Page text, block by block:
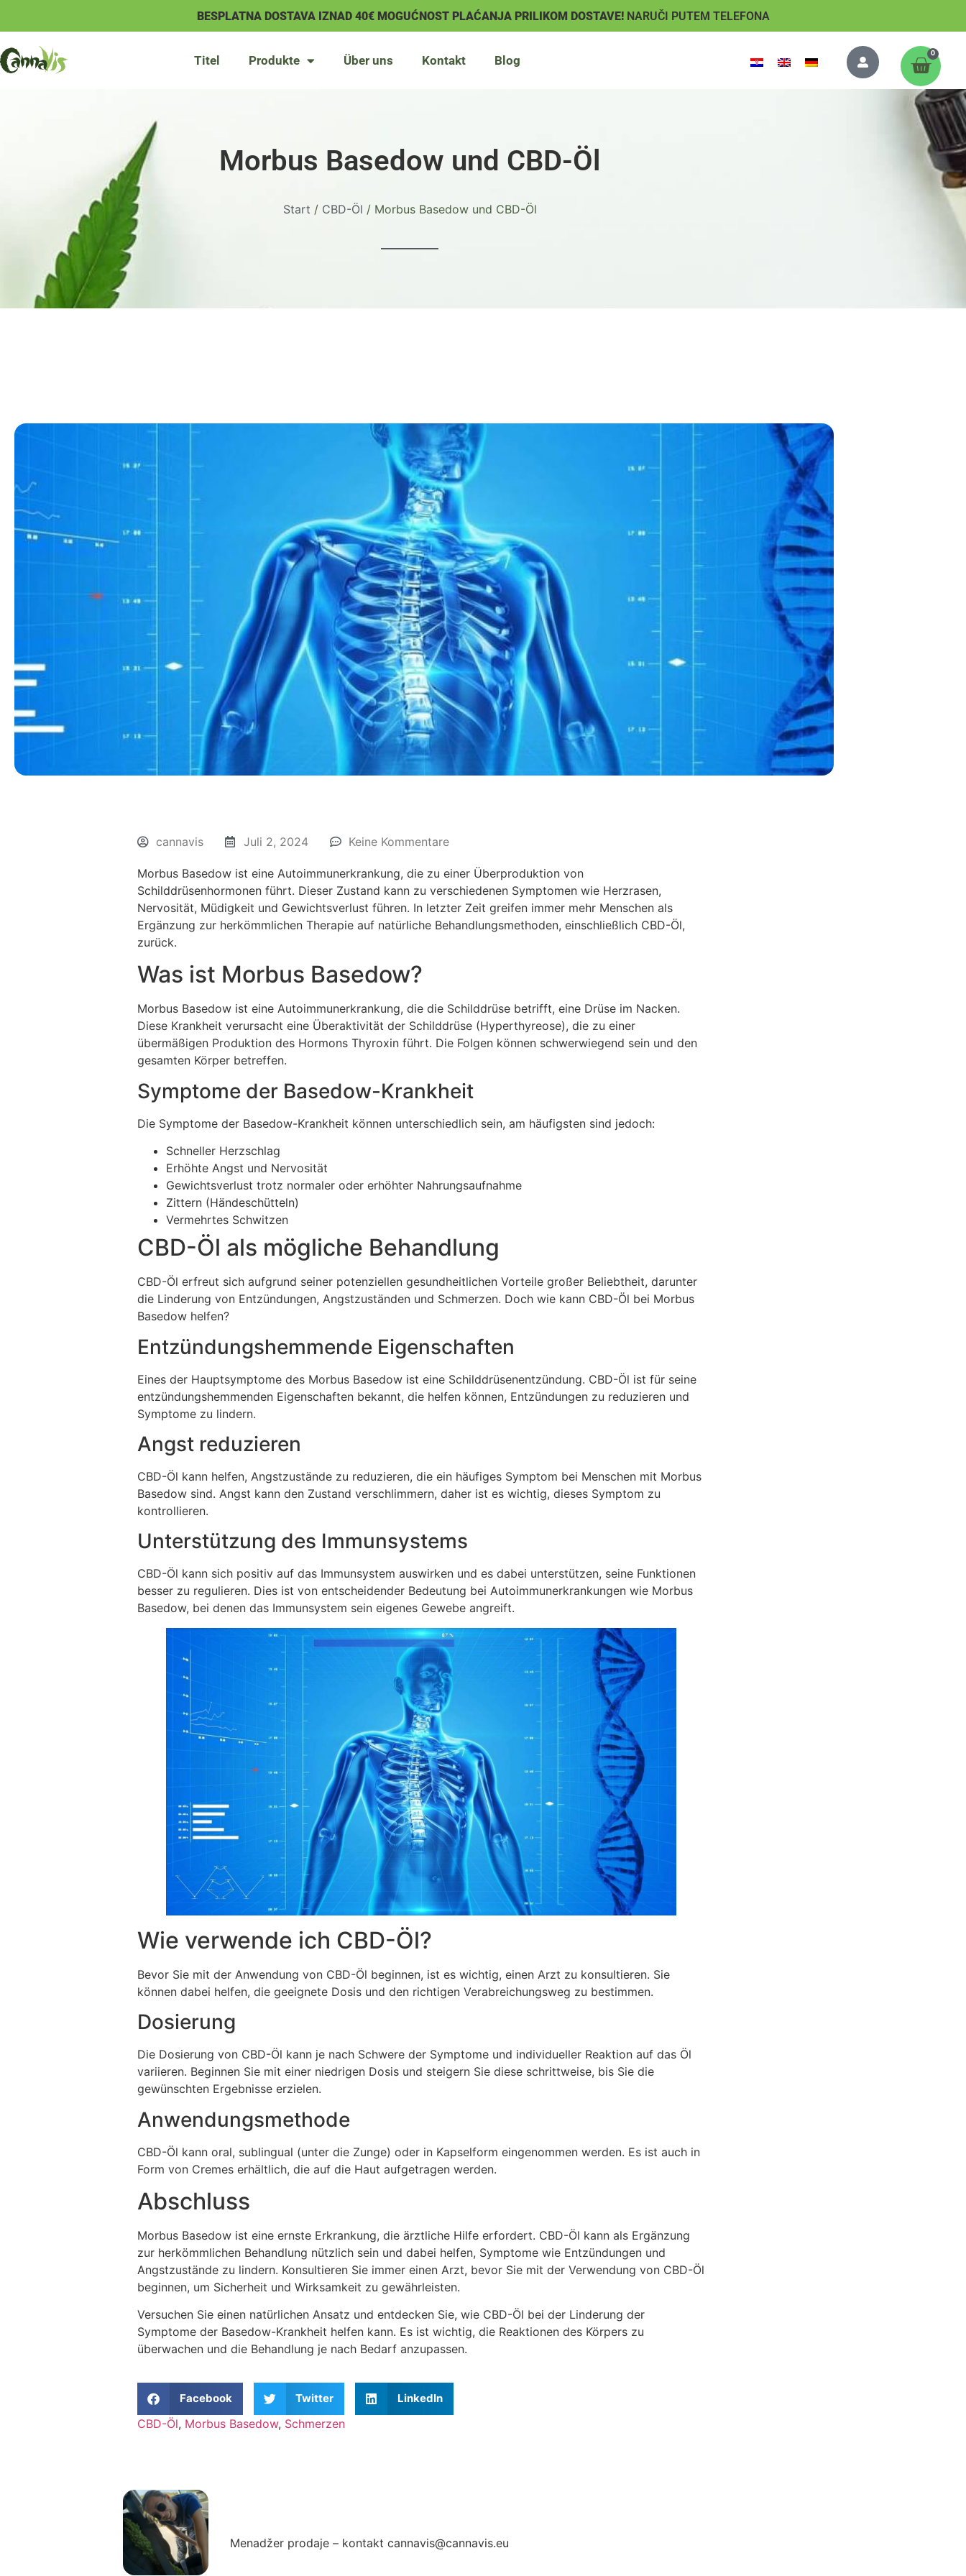
BESPLATNA DOSTAVA IZNAD 40€ MOGUĆNOST PLAĆANJA PRILIKOM DOSTAVE!NARUČI PUTEM TELEFONA
Titel Produkte Über uns Kontakt Blog 0
Morbus Basedow und CBD-Öl
Start / CBD-Öl / Morbus Basedow und CBD-Öl
cannavis Juli 2, 2024 Keine Kommentare
Morbus Basedow ist eine Autoimmunerkrankung, die zu einer Überproduktion von
Schilddrüsenhormonen führt. Dieser Zustand kann zu verschiedenen Symptomen wie Herzrasen,
Nervosität, Müdigkeit und Gewichtsverlust führen. In letzter Zeit greifen immer mehr Menschen als
Ergänzung zur herkömmlichen Therapie auf natürliche Behandlungsmethoden, einschließlich CBD-Öl,
zurück.
Was ist Morbus Basedow?
Morbus Basedow ist eine Autoimmunerkrankung, die die Schilddrüse betrifft, eine Drüse im Nacken.
Diese Krankheit verursacht eine Überaktivität der Schilddrüse (Hyperthyreose), die zu einer
übermäßigen Produktion des Hormons Thyroxin führt. Die Folgen können schwerwiegend sein und den
gesamten Körper betreffen.
Symptome der Basedow-Krankheit
Die Symptome der Basedow-Krankheit können unterschiedlich sein, am häufigsten sind jedoch:
Schneller Herzschlag
Erhöhte Angst und Nervosität
Gewichtsverlust trotz normaler oder erhöhter Nahrungsaufnahme
Zittern (Händeschütteln)
Vermehrtes Schwitzen
CBD-Öl als mögliche Behandlung
CBD-Öl erfreut sich aufgrund seiner potenziellen gesundheitlichen Vorteile großer Beliebtheit, darunter
die Linderung von Entzündungen, Angstzuständen und Schmerzen. Doch wie kann CBD-Öl bei Morbus
Basedow helfen?
Entzündungshemmende Eigenschaften
Eines der Hauptsymptome des Morbus Basedow ist eine Schilddrüsenentzündung. CBD-Öl ist für seine
entzündungshemmenden Eigenschaften bekannt, die helfen können, Entzündungen zu reduzieren und
Symptome zu lindern.
Angst reduzieren
CBD-Öl kann helfen, Angstzustände zu reduzieren, die ein häufiges Symptom bei Menschen mit Morbus
Basedow sind. Angst kann den Zustand verschlimmern, daher ist es wichtig, dieses Symptom zu
kontrollieren.
Unterstützung des Immunsystems
CBD-Öl kann sich positiv auf das Immunsystem auswirken und es dabei unterstützen, seine Funktionen
besser zu regulieren. Dies ist von entscheidender Bedeutung bei Autoimmunerkrankungen wie Morbus
Basedow, bei denen das Immunsystem sein eigenes Gewebe angreift.
Wie verwende ich CBD-Öl?
Bevor Sie mit der Anwendung von CBD-Öl beginnen, ist es wichtig, einen Arzt zu konsultieren. Sie
können dabei helfen, die geeignete Dosis und den richtigen Verabreichungsweg zu bestimmen.
Dosierung
Die Dosierung von CBD-Öl kann je nach Schwere der Symptome und individueller Reaktion auf das Öl
variieren. Beginnen Sie mit einer niedrigen Dosis und steigern Sie diese schrittweise, bis Sie die
gewünschten Ergebnisse erzielen.
Anwendungsmethode
CBD-Öl kann oral, sublingual (unter die Zunge) oder in Kapselform eingenommen werden. Es ist auch in
Form von Cremes erhältlich, die auf die Haut aufgetragen werden.
Abschluss
Morbus Basedow ist eine ernste Erkrankung, die ärztliche Hilfe erfordert. CBD-Öl kann als Ergänzung
zur herkömmlichen Behandlung nützlich sein und dabei helfen, Symptome wie Entzündungen und
Angstzustände zu lindern. Konsultieren Sie immer einen Arzt, bevor Sie mit der Verwendung von CBD-Öl
beginnen, um Sicherheit und Wirksamkeit zu gewährleisten.
Versuchen Sie einen natürlichen Ansatz und entdecken Sie, wie CBD-Öl bei der Linderung der
Symptome der Basedow-Krankheit helfen kann. Es ist wichtig, die Reaktionen des Körpers zu
überwachen und die Behandlung je nach Bedarf anzupassen.
Facebook Twitter LinkedIn
CBD-Öl, Morbus Basedow, Schmerzen
Menadžer prodaje – kontakt cannavis@cannavis.eu